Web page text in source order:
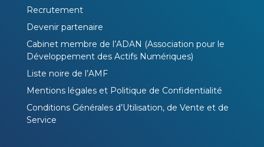
Recrutement
Devenir partenaire
Cabinet membre de l’ADAN (Association pour le
Développement des Actifs Numériques)
Liste noire de l’AMF
Mentions légales et Politique de Confidentialité
Conditions Générales d’Utilisation, de Vente et de
Service